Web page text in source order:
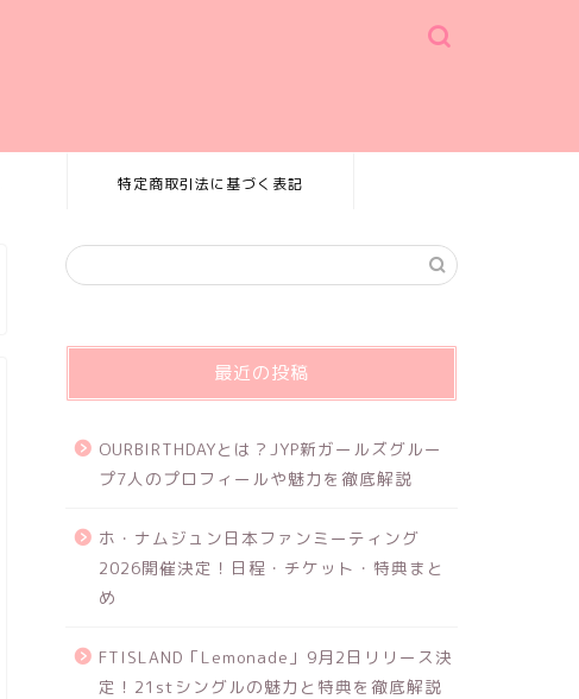
特定商取引法に基づく表記
最近の投稿
OURBIRTHDAYとは？JYP新ガールズグルー
プ7人のプロフィールや魅力を徹底解説
ホ・ナムジュン日本ファンミーティング
2026開催決定！日程・チケット・特典まと
め
FTISLAND「Lemonade」9月2日リリース決
定！21stシングルの魅力と特典を徹底解説